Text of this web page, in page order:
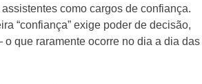
como cargos de confiança.
“confiança” exige poder de decisão,
que raramente ocorre no dia a dia das